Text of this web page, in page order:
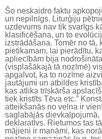
Šo neskaidro faktu
un nepilnīgs. Liturģiju
uzdevums nav tik svarīgs
klasificēšana, un to
izstrādāšana. Tomēr no tā,
pietikamam, lai pierādītu,
apliecībām bija
(visplašākajā tā nozīmē)
apgalvot, ka to nozīme
jautājumi un atbildes
kas atlika trīskārša
tiek kristīts Tēva etc.”
atteikšanās no velna ir
saglabājās dievkalpojumā,
deklaratīvs. Rietumos tas
mājieni ir manāmi, kas